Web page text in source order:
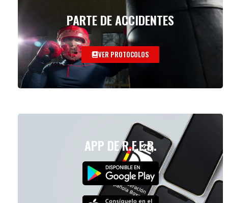
PARTE DE ACCIDENTES
VER PROTOCOLOS
APP DE R.F.E.B.